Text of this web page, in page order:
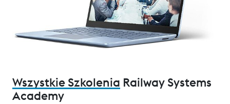
Wszystkie Szkolenia Railway Systems
Academy